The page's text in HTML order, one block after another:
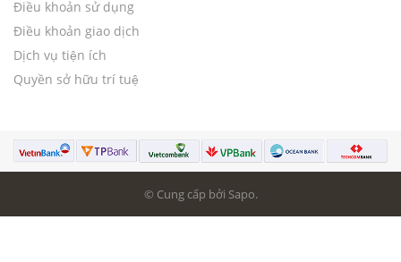
Điều khoản sử dụng
Điều khoản giao dịch
Dịch vụ tiện ích
Quyền sở hữu trí tuệ
© Cung cấp bởi Sapo.